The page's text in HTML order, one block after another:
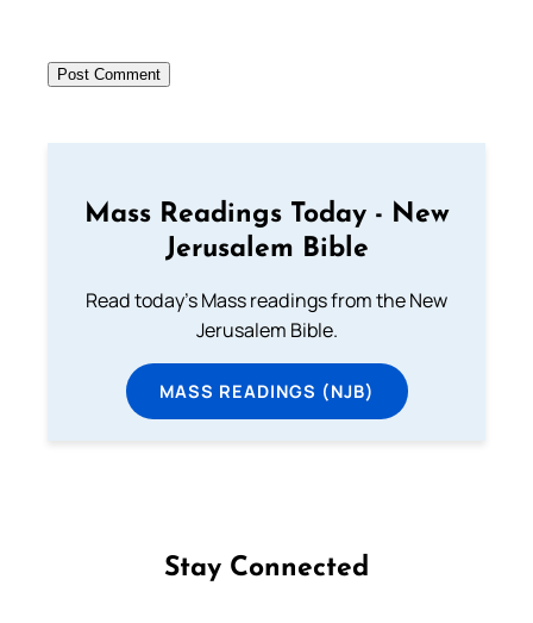
Mass Readings Today - New
Jerusalem Bible
Read today's Mass readings from the New
Jerusalem Bible.
MASS READINGS (NJB)
Stay Connected